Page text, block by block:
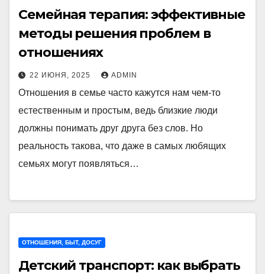
Семейная терапия: эффективные
методы решения проблем в
отношениях
22 ИЮНЯ, 2025 ADMIN
Отношения в семье часто кажутся нам чем-то
естественным и простым, ведь близкие люди
должны понимать друг друга без слов. Но
реальность такова, что даже в самых любящих
семьях могут появляться…
ОТНОШЕНИЯ, БЫТ, ДОСУГ
Детский транспорт: как выбрать